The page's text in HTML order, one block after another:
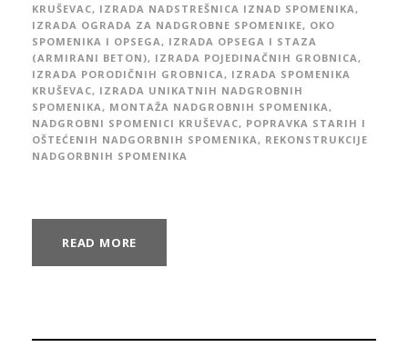
KRUŠEVAC, IZRADA NADSTREŠNICA IZNAD SPOMENIKA ,
IZRADA OGRADA ZA NADGROBNE SPOMENIKE, OKO
SPOMENIKA I OPSEGA , IZRADA OPSEGA I STAZA
(ARMIRANI BETON), IZRADA POJEDINAČNIH GROBNICA ,
IZRADA PORODIČNIH GROBNICA , IZRADA SPOMENIKA
KRUŠEVAC, IZRADA UNIKATNIH NADGROBNIH
SPOMENIKA , MONTAŽA NADGROBNIH SPOMENIKA ,
NADGROBNI SPOMENICI KRUŠEVAC, POPRAVKA STARIH I
OŠTEĆENIH NADGORBNIH SPOMENIKA , REKONSTRUKCIJE
NADGORBNIH SPOMENIKA
READ MORE